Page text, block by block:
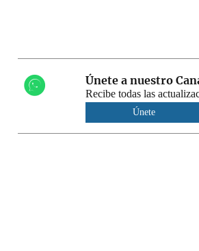
Únete a nuestro
Recibe todas las
Únete